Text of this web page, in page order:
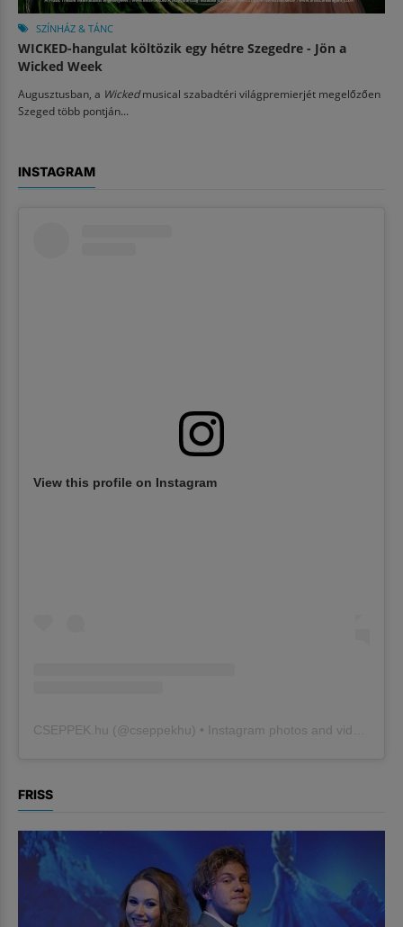
SZÍNHÁZ & TÁNC
WICKED-hangulat költözik egy hétre Szegedre - Jön a
Wicked Week
Augusztusban, a Wickedmusical szabadtéri világpremierjét megelőzően
Szeged több pontján...
INSTAGRAM
View this profile on Instagram
CSEPPEK.hu (@cseppekhu ) • Instagram photos and videos
FRISS